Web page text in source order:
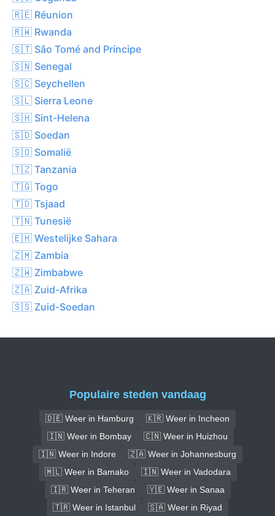
🇷🇪 Réunion
🇷🇼 Rwanda
🇸🇹 São Tomé and Príncipe
🇸🇳 Senegal
🇸🇨 Seychellen
🇸🇱 Sierra Leone
🇸🇭 Sint-Helena
🇸🇩 Soedan
🇸🇴 Somalië
🇹🇿 Tanzania
🇹🇬 Togo
🇹🇩 Tsjaad
🇹🇳 Tunesië
🇪🇭 Westelijke Sahara
🇿🇲 Zambia
🇿🇼 Zimbabwe
🇿🇦 Zuid-Afrika
🇸🇸 Zuid-Soedan
Populaire steden vandaag
🇩🇪 Weer in Hamburg
🇰🇷 Weer in Incheon
🇮🇳 Weer in Bombay
🇨🇳 Weer in Huizhou
🇮🇳 Weer in Indore
🇿🇦 Weer in Johannesburg
🇲🇱 Weer in Bamako
🇮🇳 Weer in Vadodara
🇮🇷 Weer in Teheran
🇾🇪 Weer in Sanaa
🇹🇷 Weer in Istanbul
🇸🇦 Weer in Riyad